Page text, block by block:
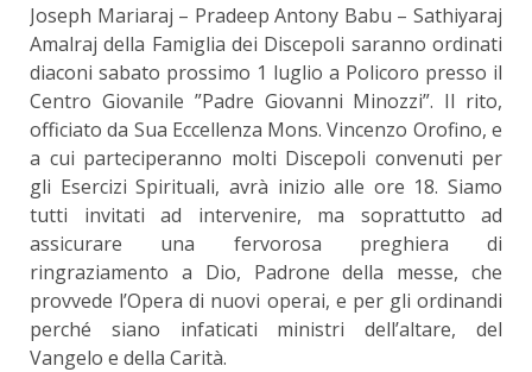
Joseph Mariaraj – Pradeep Antony Babu – Sathiyaraj
Amalraj della Famiglia dei Discepoli saranno ordinati
diaconi sabato prossimo 1 luglio a Policoro presso il
Centro Giovanile ”Padre Giovanni Minozzi”. Il rito,
officiato da Sua Eccellenza Mons. Vincenzo Orofino, e
a cui parteciperanno molti Discepoli convenuti per
gli Esercizi Spirituali, avrà inizio alle ore 18. Siamo
tutti invitati ad intervenire, ma soprattutto ad
assicurare una fervorosa preghiera di
ringraziamento a Dio, Padrone della messe, che
provvede l’Opera di nuovi operai, e per gli ordinandi
perché siano infaticati ministri dell’altare, del
Vangelo e della Carità.